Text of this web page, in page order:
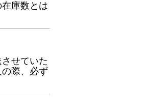
庫数とは
せていた
際、必ず